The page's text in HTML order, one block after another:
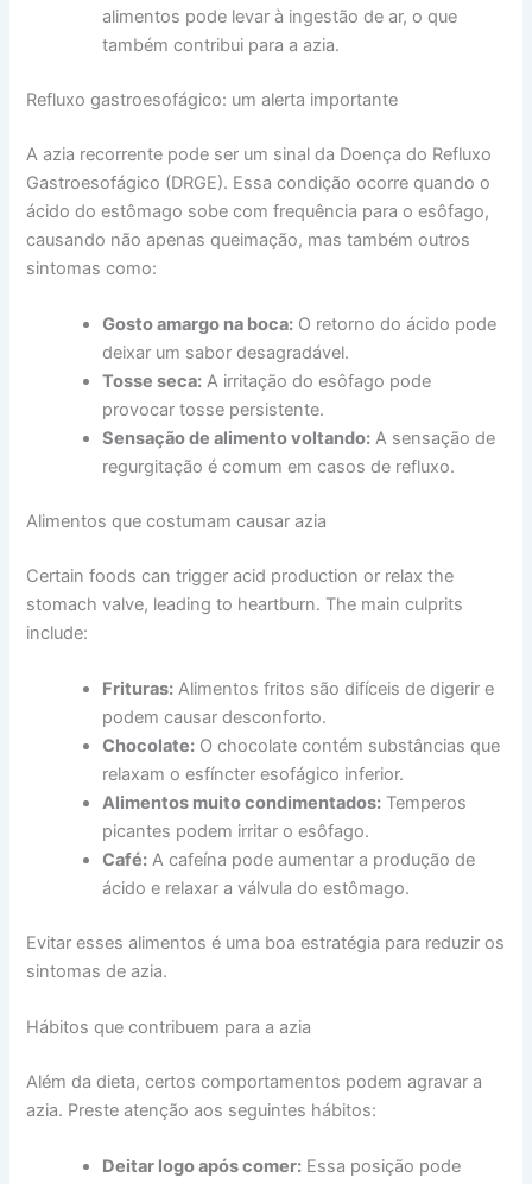
alimentos pode levar à ingestão de ar, o que
também contribui para a azia.
Refluxo gastroesofágico: um alerta importante
A azia recorrente pode ser um sinal da Doença do Refluxo
Gastroesofágico (DRGE). Essa condição ocorre quando o
ácido do estômago sobe com frequência para o esôfago,
causando não apenas queimação, mas também outros
sintomas como:
Gosto amargo na boca: O retorno do ácido pode
deixar um sabor desagradável.
Tosse seca: A irritação do esôfago pode
provocar tosse persistente.
Sensação de alimento voltando: A sensação de
regurgitação é comum em casos de refluxo.
Alimentos que costumam causar azia
Certain foods can trigger acid production or relax the
stomach valve, leading to heartburn. The main culprits
include:
Frituras: Alimentos fritos são difíceis de digerir e
podem causar desconforto.
Chocolate: O chocolate contém substâncias que
relaxam o esfíncter esofágico inferior.
Alimentos muito condimentados: Temperos
picantes podem irritar o esôfago.
Café: A cafeína pode aumentar a produção de
ácido e relaxar a válvula do estômago.
Evitar esses alimentos é uma boa estratégia para reduzir os
sintomas de azia.
Hábitos que contribuem para a azia
Além da dieta, certos comportamentos podem agravar a
azia. Preste atenção aos seguintes hábitos:
Deitar logo após comer: Essa posição pode